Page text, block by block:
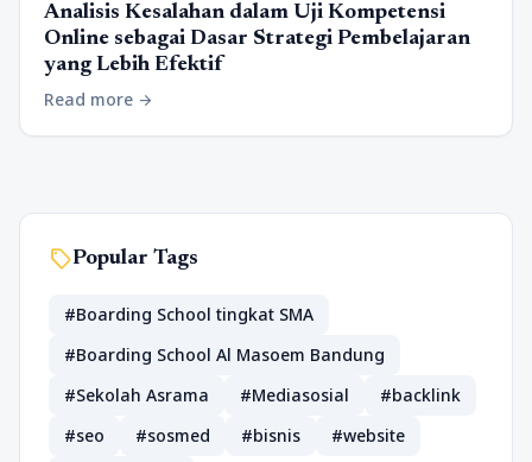
Analisis Kesalahan dalam Uji Kompetensi
Online sebagai Dasar Strategi Pembelajaran
yang Lebih Efektif
Read more arrow_forward
sellPopular Tags
#Boarding School tingkat SMA
#Boarding School Al Masoem Bandung
#Sekolah Asrama
#Mediasosial
#backlink
#seo
#sosmed #bisnis
#website